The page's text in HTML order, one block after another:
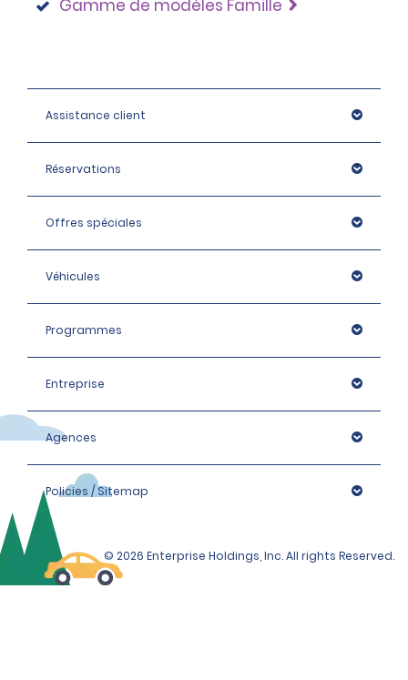
Gamme de modèles Famille
Assistance client
Réservations
Offres spéciales
Véhicules
Programmes
Entreprise
Agences
Policies / Sitemap
© 2026 Enterprise Holdings, Inc. All rights Reserved.